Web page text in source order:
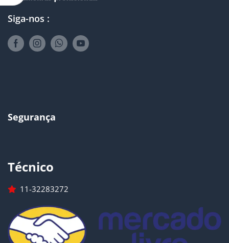
Siga-nos :
Segurança
Técnico
11-32283272